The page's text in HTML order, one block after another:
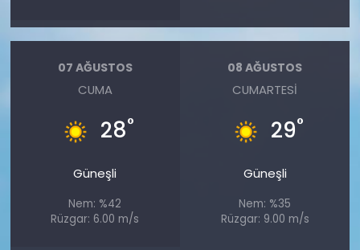
07 AĞUSTOS
CUMA
28°
Güneşli
Nem: %42
Rüzgar: 6.00 m/s
08 AĞUSTOS
CUMARTESI
29°
Güneşli
Nem: %35
Rüzgar: 9.00 m/s